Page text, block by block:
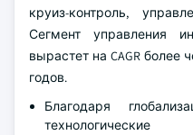
круиз-контроль,
Сегмент управления
вырастет на CAGR более
годов.
Благодаря
технологические